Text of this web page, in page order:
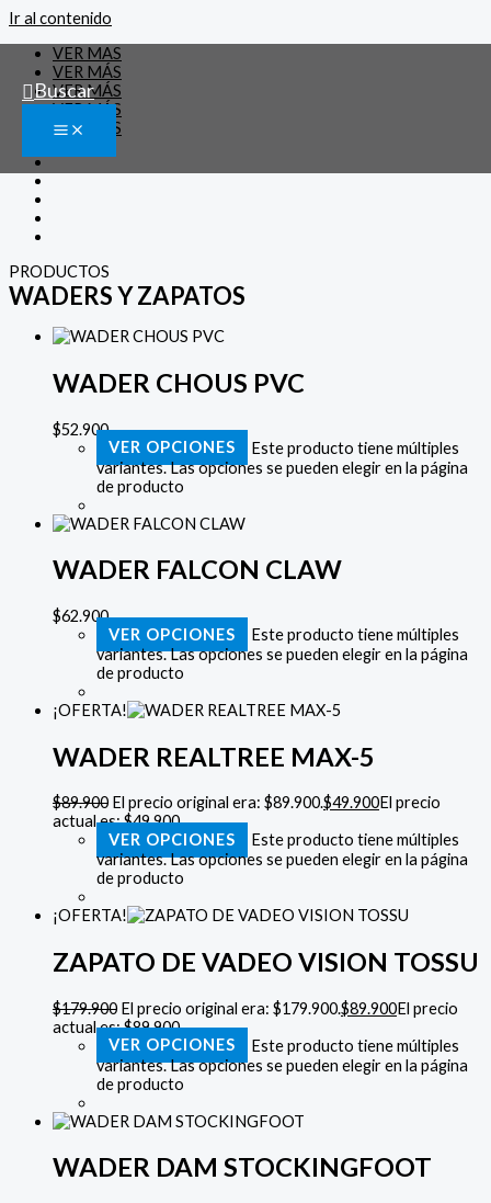
Ir al contenido
Buscar
VER MAS
VER MÁS
VER MÁS
VER MÁS
VER MÁS
PRODUCTOS
WADERS Y ZAPATOS
WADER CHOUS PVC
$52.900
VER OPCIONES
Este producto tiene múltiples
variantes. Las opciones se pueden elegir en la página
de producto
WADER FALCON CLAW
$62.900
VER OPCIONES
Este producto tiene múltiples
variantes. Las opciones se pueden elegir en la página
de producto
¡OFERTA!
WADER REALTREE MAX-5
$89.900 El precio original era: $89.900.$49.900El precio
actual es: $49.900.
VER OPCIONES
Este producto tiene múltiples
variantes. Las opciones se pueden elegir en la página
de producto
¡OFERTA!
ZAPATO DE VADEO VISION TOSSU
$179.900 El precio original era: $179.900.$89.900El precio
actual es: $89.900.
VER OPCIONES
Este producto tiene múltiples
variantes. Las opciones se pueden elegir en la página
de producto
WADER DAM STOCKINGFOOT